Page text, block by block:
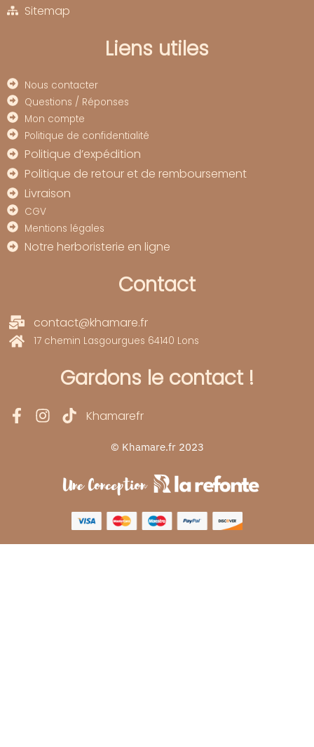
Sitemap
Liens utiles
Nous contacter
Questions / Réponses
Mon compte
Politique de confidentialité
Politique d’expédition
Politique de retour et de remboursement
Livraison
CGV
Mentions légales
Notre herboristerie en ligne
Contact
contact@khamare.fr
17 chemin Lasgourgues 64140 Lons
Gardons le contact !
Khamarefr
© Khamare.fr 2023